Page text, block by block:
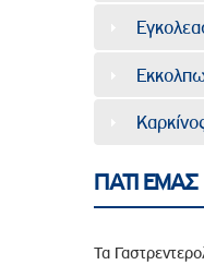
ΓΙΑΤΙ ΕΜΑΣ
Τα